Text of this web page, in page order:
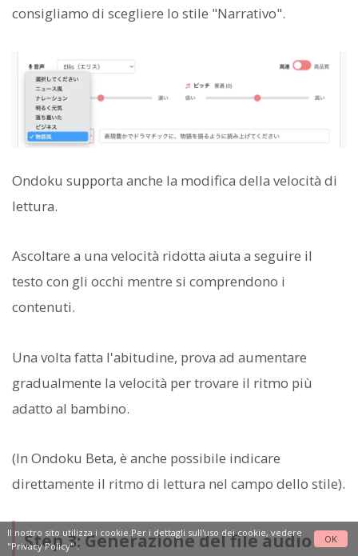
consigliamo di scegliere lo stile "Narrativo".
Ondoku supporta anche la modifica della velocità di
lettura.
Ascoltare a una velocità ridotta aiuta a seguire il
testo con gli occhi mentre si comprendono i
contenuti.
Una volta fatta l'abitudine, prova ad aumentare
gradualmente la velocità per trovare il ritmo più
adatto al bambino.
(In Ondoku Beta, è anche possibile indicare
direttamente il ritmo di lettura nel campo dello stile).
Step 3: Generazione del file audio
Il nostro sito utilizza i cookie.Per i dettagli sull'uso dei cookie, vedere
"Privacy Policy".
OK